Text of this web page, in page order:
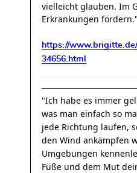
vielleicht glauben. Im
Erkrankungen fördern."
https://
34656.html
"Ich habe es immer
was man einfach so
jede Richtung laufen,
den Wind ankämpfen
Umgebungen
Füße und dem Mut